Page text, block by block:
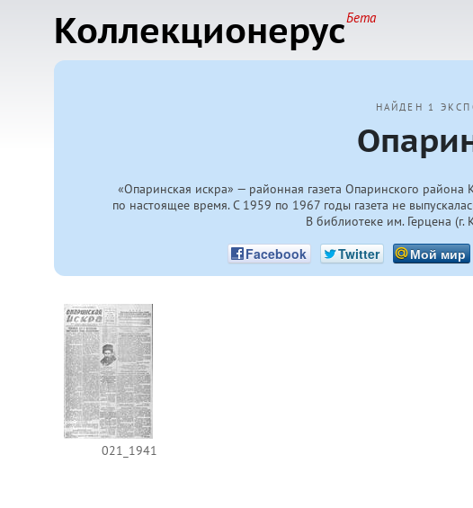
КоллекционерусБета
НАЙДЕН 1
«Опаринская искра» — районная газета Опаринского
по настоящее время. С 1959 по 1967 годы газета не
В библиотеке им. Герцена
Facebook Twitter Мой мир
021_1941